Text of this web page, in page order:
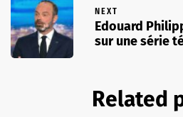
NEXT
Edouard
sur une série
Related